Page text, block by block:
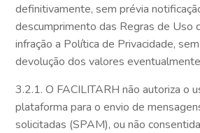
definitivamente, sem prévia
descumprimento das Regras de Uso
infração a Política de Privacidade,
devolução dos valores
3.2.1. O FACILITARH não autoriza o
plataforma para o envio de
solicitadas (SPAM), ou não